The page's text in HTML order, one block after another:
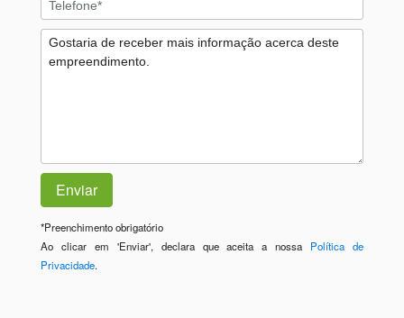
*Preenchimento obrigatório
Ao clicar em 'Enviar', declara que aceita a nossa Política de
Privacidade.